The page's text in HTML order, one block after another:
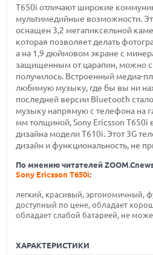
Т650i отличают широкие
мультимедийные возможности.
оснащен 3,2 мегапиксельной
которая позволяет делать
а на 1,9 дюймовом экране с
защищенным от царапин, можно
получилось. Встроенный медиа-
любимую музыку, где бы вы ни
последней версии Bluetooth
музыку напрямую с телефона на
мм толщиной, Sony Ericsson T650i
дизайна модели Т610i. Этот 3G
дизайн и функциональность, не
По мнению читателей
Sony Ericsson T650i:
легкий, красивый, эргономичный,
доступный по цене, обладает
обладает слабой батареей, не
ХАРАКТЕРИСТИКИ